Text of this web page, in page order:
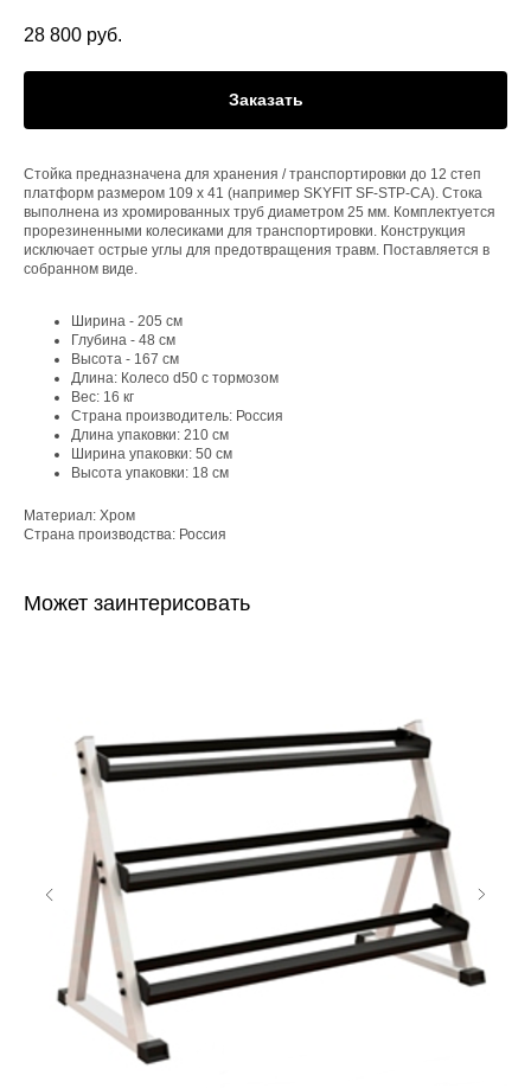
28 800 руб.
Заказать
Стойка предназначена для хранения / транспортировки до 12 степ
платформ размером 109 х 41 (например SKYFIT SF-STP-CA). Стока
выполнена из хромированных труб диаметром 25 мм. Комплектуется
прорезиненными колесиками для транспортировки. Конструкция
исключает острые углы для предотвращения травм. Поставляется в
собранном виде.
Ширина - 205 см
Глубина - 48 см
Высота - 167 см
Длина: Колесо d50 с тормозом
Вес: 16 кг
Страна производитель: Россия
Длина упаковки: 210 см
Ширина упаковки: 50 см
Высота упаковки: 18 см
Материал: Хром
Страна производства: Россия
Может заинтерисовать